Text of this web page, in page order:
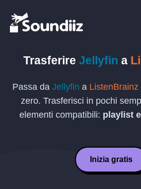
Trasferire Jellyfin a
Passa da Jellyfin a ListenBrainz
zero. Trasferisci in pochi
elementi compatibili: playlist
Inizia gratis